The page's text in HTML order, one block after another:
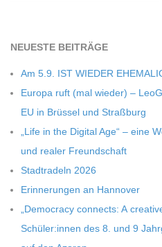
T
-
S
C
H
NEU­ESTE BEITRÄGE
Am 5.9. IST WIEDER
Europa ruft (mal wie­der) –
EU in Brüs­sel und Straßburg
„Life in the Digi­tal Age“ – eine
und rea­ler Freundschaft
Stadt­ra­deln 2026
Erin­ne­run­gen an Hannover
„Demo­cracy con­nects: A
Schüler:innen des 8. und 9